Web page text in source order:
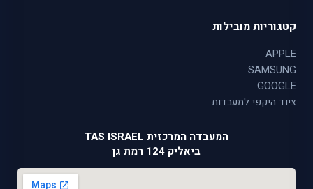
קטגוריות מובילות
APPLE
SAMSUNG
GOOGLE
ציוד היקפי למעבדות
המעבדה המרכזית TAS ISRAEL
ביאליק 124 רמת גן